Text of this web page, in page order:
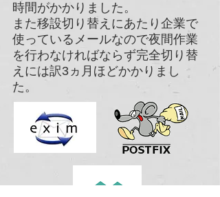
時間がかかりました。
​また移設切り替えにあたり企業で
使っているメールなので夜間作業
を行わなければならず完全切り替
えには訳3ヵ月ほどかかりまし
た。